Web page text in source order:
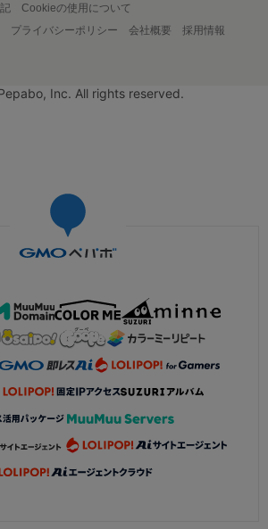
Cookieの使用について
プライバシーポリシー 会社概要
採用情報
Inc. All rights reserved.